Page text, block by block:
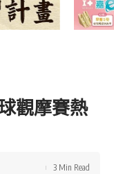
觀摩賽熱
3 Min Read